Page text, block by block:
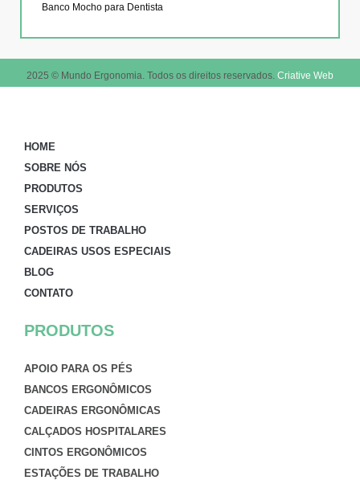
Banco Mocho para Dentista
2025 © Mundo Ergonomia. Todos os direitos reservados. Criative Web
HOME
SOBRE NÓS
PRODUTOS
SERVIÇOS
POSTOS DE TRABALHO
CADEIRAS USOS ESPECIAIS
BLOG
CONTATO
PRODUTOS
APOIO PARA OS PÉS
BANCOS ERGONÔMICOS
CADEIRAS ERGONÔMICAS
CALÇADOS HOSPITALARES
CINTOS ERGONÔMICOS
ESTAÇÕES DE TRABALHO